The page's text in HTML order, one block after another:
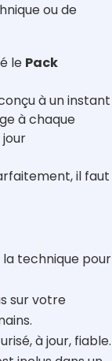
ou de
le Pack
à un instant
à chaque
il faut
technique pour
sur votre
à jour, fiable.